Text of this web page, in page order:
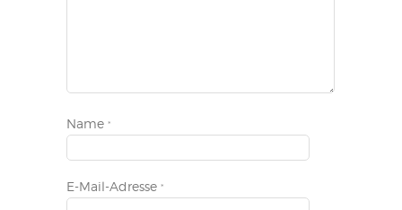
Name *
E-Mail-Adresse *